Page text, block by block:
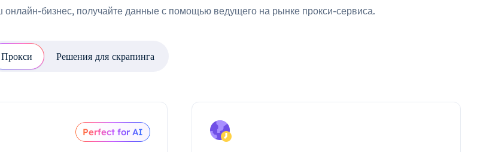
бизнес, получайте данные с помощью ведущего на рынке прокси-сервиса.
Прокси Решения для скрапинга
Perfect for AI